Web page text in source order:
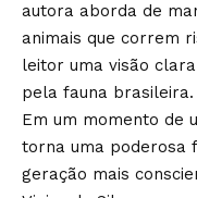
autora aborda de
animais que correm
leitor uma visão
pela fauna brasileira.
Em um momento de
torna uma poderosa
geração mais